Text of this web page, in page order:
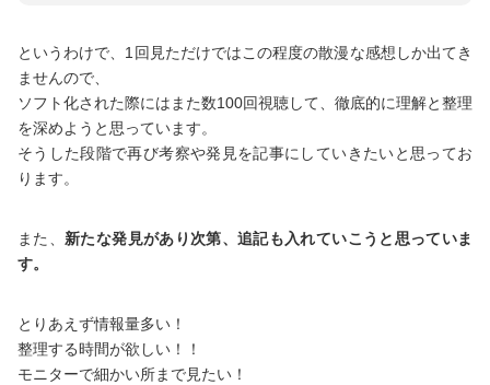
というわけで、1回見ただけではこの程度の散漫な感想しか出てき
ませんので、
ソフト化された際にはまた数100回視聴して、徹底的に理解と整理
を深めようと思っています。
そうした段階で再び考察や発見を記事にしていきたいと思ってお
ります。
また、 新たな発見があり次第、追記も入れていこうと思っていま
す。
とりあえず情報量多い！
整理する時間が欲しい！！
モニターで細かい所まで見たい！